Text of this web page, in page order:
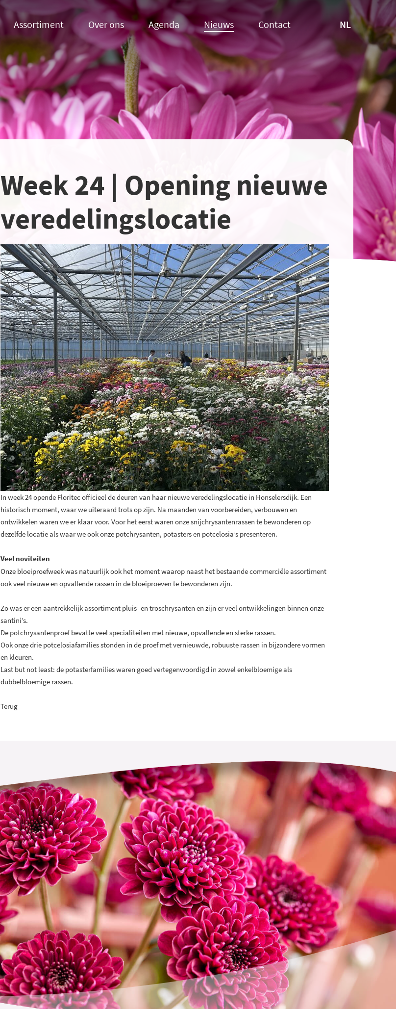
Assortiment Over ons Agenda Nieuws Contact NL
Week 24 | Opening nieuwe
veredelingslocatie
In week 24 opende Floritec officieel de deuren van haar nieuwe veredelingslocatie in Honselersdijk. Een
historisch moment, waar we uiteraard trots op zijn. Na maanden van voorbereiden, verbouwen en
ontwikkelen waren we er klaar voor. Voor het eerst waren onze snijchrysantenrassen te bewonderen op
dezelfde locatie als waar we ook onze potchrysanten, potasters en potcelosia’s presenteren.
Veel noviteiten
Onze bloeiproefweek was natuurlijk ook het moment waarop naast het bestaande commerciële assortiment
ook veel nieuwe en opvallende rassen in de bloeiproeven te bewonderen zijn.
Zo was er een aantrekkelijk assortiment pluis- en troschrysanten en zijn er veel ontwikkelingen binnen onze
santini’s.
De potchrysantenproef bevatte veel specialiteiten met nieuwe, opvallende en sterke rassen.
Ook onze drie potcelosiafamilies stonden in de proef met vernieuwde, robuuste rassen in bijzondere vormen
en kleuren.
Last but not least: de potasterfamilies waren goed vertegenwoordigd in zowel enkelbloemige als
dubbelbloemige rassen.
Terug